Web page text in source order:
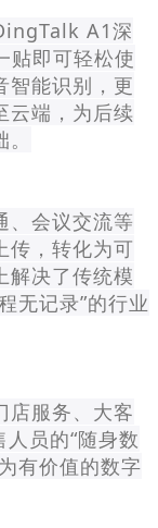
A1深
贴即可轻松使
智能识别，更
云端，为后续
、会议交流等
传，转化为可
解决了传统模
无记录”的行业
店服务、大客
员的“随身数
有价值的数字